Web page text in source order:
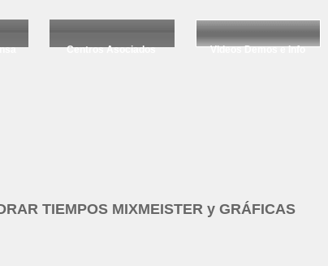
Centros Asociados Videos Demos e Info
TIEMPOS MIXMEISTER y GRÁFICAS